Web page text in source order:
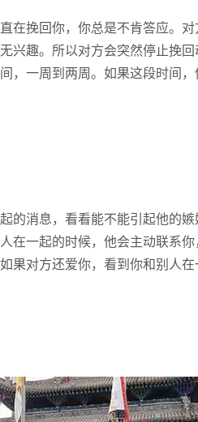
挽回你，你总是不肯答应。对
兴趣。所以对方会突然停止挽
，一周到两周。如果这段时间
消息，看看能不能引起他的嫉
一起的时候，他会主动联系你
果对方还爱你，看到你和别人